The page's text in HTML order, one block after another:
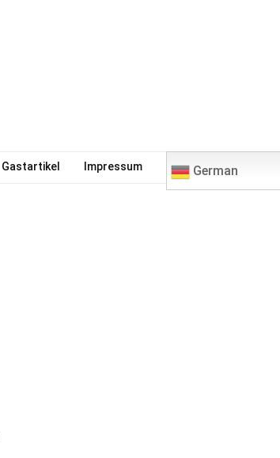
Gastartikel Impressum German